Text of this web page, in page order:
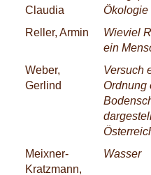
Claudia
Ökologie
Reller, Armin
Wieviel
ein
Weber,
Gerlind
Versuch
Ordnung
Meixner-
Kratzmann,
Wasser